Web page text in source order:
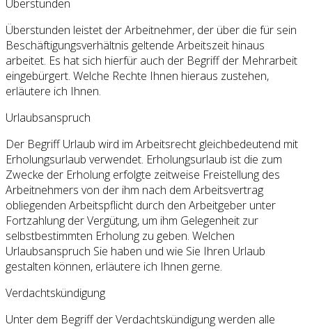
Überstunden
Überstunden leistet der Arbeitnehmer, der über die für sein
Beschäftigungsverhältnis geltende Arbeitszeit hinaus
arbeitet. Es hat sich hierfür auch der Begriff der Mehrarbeit
eingebürgert. Welche Rechte Ihnen hieraus zustehen,
erläutere ich Ihnen.
Urlaubsanspruch
Der Begriff Urlaub wird im Arbeitsrecht gleichbedeutend mit
Erholungsurlaub verwendet. Erholungsurlaub ist die zum
Zwecke der Erholung erfolgte zeitweise Freistellung des
Arbeitnehmers von der ihm nach dem Arbeitsvertrag
obliegenden Arbeitspflicht durch den Arbeitgeber unter
Fortzahlung der Vergütung, um ihm Gelegenheit zur
selbstbestimmten Erholung zu geben. Welchen
Urlaubsanspruch Sie haben und wie Sie Ihren Urlaub
gestalten können, erläutere ich Ihnen gerne.
Verdachtskündigung
Unter dem Begriff der Verdachtskündigung werden alle